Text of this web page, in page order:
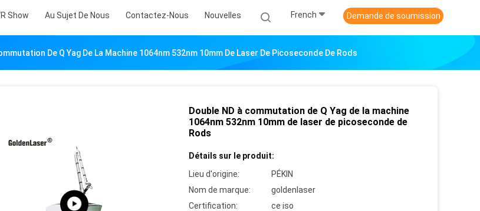
Show Au Sujet De Nous Contactez-Nous Nouvelles French Demande de soumission
De Q Yag De La Machine 1064nm 532nm 10mm De Laser De Picoseconde De Rods
Double ND à commutation de Q Yag de la machine
1064nm 532nm 10mm de laser de picoseconde de
Rods
Détails sur le produit:
Lieu d'origine:
PÉKIN
Nom de marque:
goldenlaser
Certification:
ce iso